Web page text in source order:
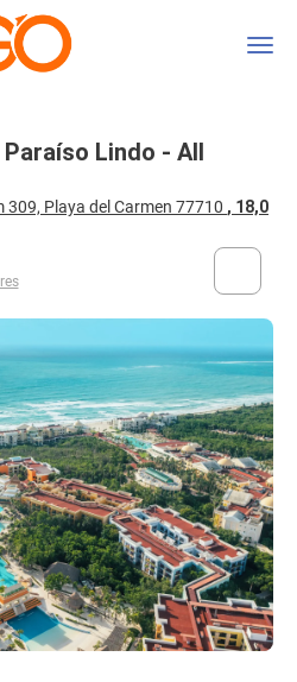
Lindo - All
Playa del Carmen 77710 , 18,0